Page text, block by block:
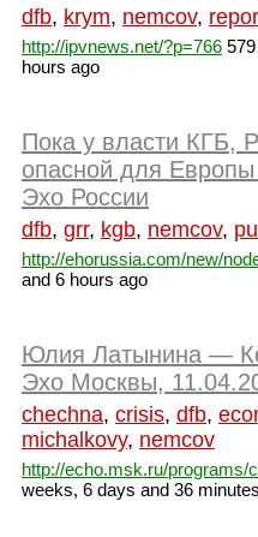
dfb, krym, nemcov,
http://ipvnews.net/?p=766
hours ago
Пока у власти КГБ,
опасной для Европы
Эхо России
dfb, grr, kgb, nemcov,
http://ehorussia.com/new/
and 6 hours ago
Юлия Латынина —
Эхо Москвы,
chechna, crisis, dfb,
michalkovy, nemcov
http://echo.msk.ru/programs/
weeks, 6 days and 36